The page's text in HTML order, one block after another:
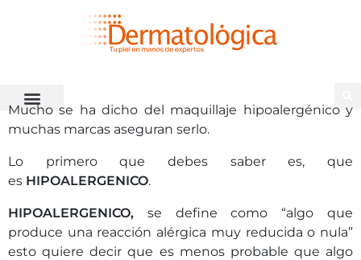
Mucho se ha dicho del maquillaje hipoalergénico y
muchas marcas aseguran serlo.
Lo primero que debes saber es, que
es HIPOALERGENICO.
HIPOALERGENICO, se define como “algo que
produce una reacción alérgica muy reducida o nula”
esto quiere decir que es menos probable que algo